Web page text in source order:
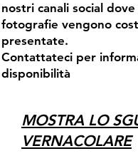
nostri canali social
fotografie vengono
presentate.
Contattateci per
disponibilità
MOSTRA LO
VERNACOLARE